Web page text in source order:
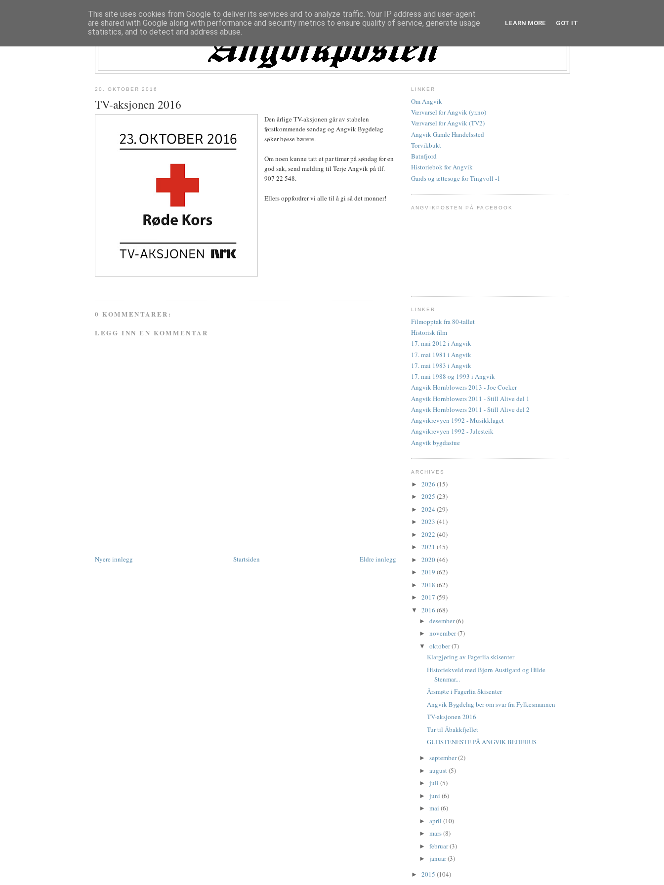
20. OKTOBER 2016
TV-aksjonen 2016
Den årlige TV-aksjonen går av stabelen
førstkommende søndag og Angvik Bygdelag
søker bøsse bærere.
Om noen kunne tatt et par timer på søndag for en
god sak, send melding til Terje Angvik på tlf.
907 22 548.
Ellers oppfordrer vi alle til å gi så det monner!
0 KOMMENTARER:
LEGG INN EN KOMMENTAR
Nyere innlegg Eldre innlegg
Startsiden
LINKER
Om Angvik
Værvarsel for Angvik (yr.no)
Værvarsel for Angvik (TV2)
Angvik Gamle Handelssted
Torvikbukt
Batnfjord
Historiebok for Angvik
Gards og ættesoge for Tingvoll -1
ANGVIKPOSTEN PÅ FACEBOOK
LINKER
Filmopptak fra 80-tallet
Historisk film
17. mai 2012 i Angvik
17. mai 1981 i Angvik
17. mai 1983 i Angvik
17. mai 1988 og 1993 i Angvik
Angvik Hornblowers 2013 - Joe Cocker
Angvik Hornblowers 2011 - Still Alive del 1
Angvik Hornblowers 2011 - Still Alive del 2
Angvikrevyen 1992 - Musikklaget
Angvikrevyen 1992 - Julesteik
Angvik bygdastue
ARCHIVES
► 2026 (15)
► 2025 (23)
► 2024 (29)
► 2023 (41)
► 2022 (40)
► 2021 (45)
► 2020(46)
► 2019 (62)
► 2018 (62)
► 2017 (59)
▼ 2016 (68)
► desember(6)
► november(7)
▼ oktober(7)
Klargjøring av Fagerlia skisenter
Historiekveld med Bjørn Austigard og Hilde
Stenmar...
Årsmøte i Fagerlia Skisenter
Angvik Bygdelag ber om svar fra Fylkesmannen
TV-aksjonen 2016
Tur til Åbakkfjellet
GUDSTENESTE PÅ ANGVIK BEDEHUS
► september(2)
► august (5)
► juli (5)
► juni (6)
► mai (6)
► april (10)
► mars(8)
► februar(3)
► januar(3)
► 2015 (104)
This site uses cookies from Google to deliver its services and to analyze traffic. Your IP address and user-agent
are shared with Google along with performance and security metrics to ensure quality of service, generate usage
statistics, and to detect and address abuse.
LEARN MORE GOT IT